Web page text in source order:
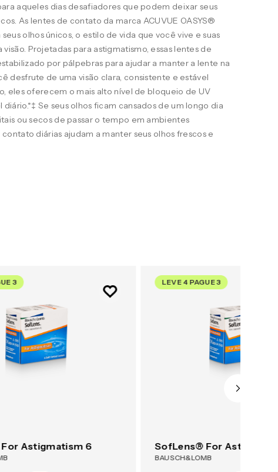
aqueles dias desafiadores que podem deixar seus
As lentes de contato da marca ACUVUE OASYS®
olhos únicos, o estilo de vida que você vive e suas
Projetadas para astigmatismo, essas lentes de
por pálpebras para ajudar a manter a lente na
desfrute de uma visão clara, consistente e estável
eles oferecem o mais alto nível de bloqueio de UV
Se seus olhos ficam cansados de um longo dia
ou secos de passar o tempo em ambientes
diárias ajudam a manter seus olhos frescos e
3
Astigmatism 6
LEVE 4 PAGUE 3
SofLens® For
BAUSCH&LOMB